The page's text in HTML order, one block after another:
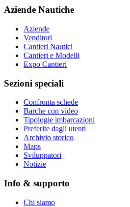
Aziende Nautiche
Aziende
Venditori
Cantieri Nautici
Cantieri e Modelli
Expo Cantieri
Sezioni speciali
Confronta schede
Barche con video
Tipologie imbarcazioni
Preferite dagli utenti
Archivio storico
Maps
Sviluppatori
Notizie
Info & supporto
Chi siamo